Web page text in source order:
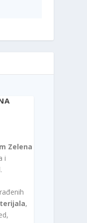
Zelena
i
,